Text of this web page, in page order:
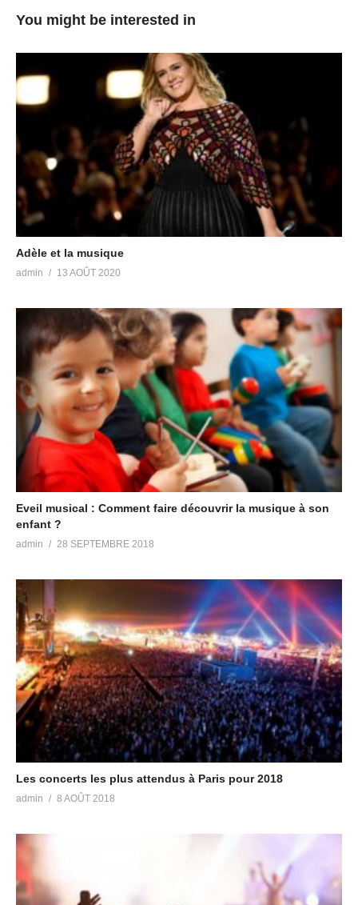
You might be interested in
Adèle et la musique
admin 13 AOÛT 2020
Eveil musical : Comment faire découvrir la musique à son
enfant ?
admin 28 SEPTEMBRE 2018
Les concerts les plus attendus à Paris pour 2018
admin 8 AOÛT 2018